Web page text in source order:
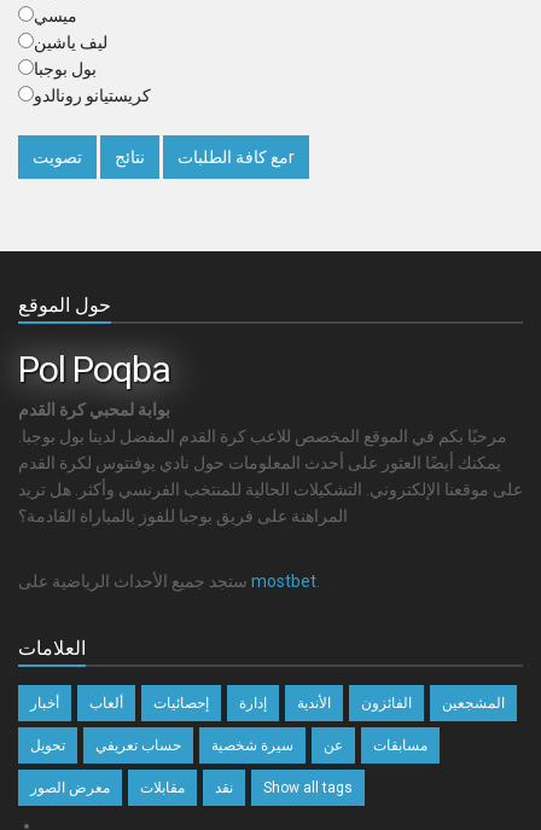
ميسي
ليف ياشين
بول بوجبا
كريستيانو رونالدو
تصويت نتائج مع كافة الطلباتr
حول الموقع
Pol Poqba
بوابة لمحبي كرة القدم
مرحبًا بكم في الموقع المخصص للاعب كرة القدم المفضل لدينا بول بوجبا.
يمكنك أيضًا العثور على أحدث المعلومات حول نادي يوفنتوس لكرة القدم
على موقعنا الإلكتروني. التشكيلات الحالية للمنتخب الفرنسي وأكثر. هل تريد
المراهنة على فريق بوجبا للفوز بالمباراة القادمة؟
mostbet
العلامات
أخبار ألعاب إحصائيات إدارة الأندية الفائزون المشجعين
تحويل حساب تعريفي سيرة شخصية عن مسابقات
معرض الصور مقابلات نقد Show all tags